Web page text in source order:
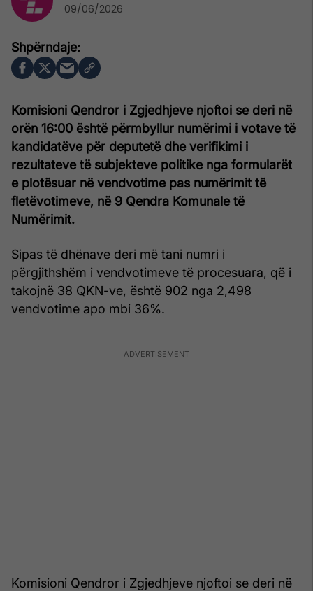
Komisioni Qendror i Zgjedhjeve njoftoi se deri në
orën 16:00 është përmbyllur numërimi i votave të
kandidatëve për deputetë dhe verifikimi i
rezultateve të subjekteve politike nga formularët
e plotësuar në vendvotime pas numërimit të
fletëvotimeve, në 9 Qendra Komunale të
Numërimit.
Sipas të dhënave deri më tani numri i
përgjithshëm i vendvotimeve të procesuara, që i
takojnë 38 QKN-ve, është 902 nga 2,498
vendvotime apo mbi 36%.
Komisioni Qendror i Zgjedhjeve njoftoi se deri në
09/06/2026